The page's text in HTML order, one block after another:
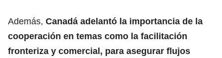
Además, Canadá adelantó la importancia de la
cooperación en temas como la facilitación
fronteriza y comercial, para asegurar flujos